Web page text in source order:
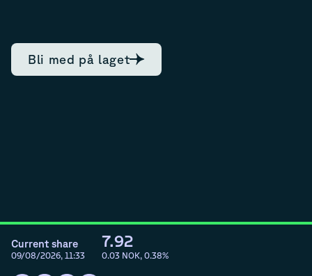
Bli med på laget
Current share
09/08/2026, 11:33
7.92
0.03 NOK, 0.38%